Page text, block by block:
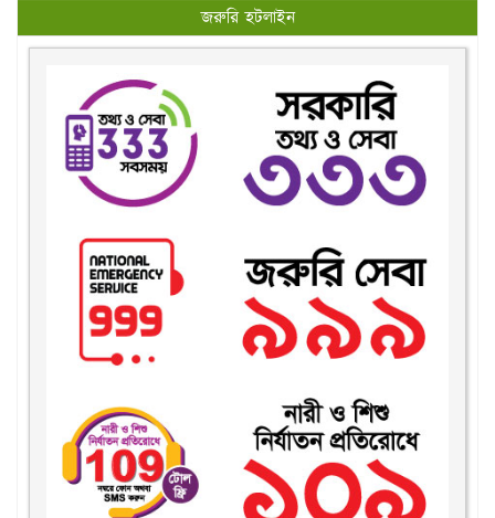
জরুরি হটলাইন